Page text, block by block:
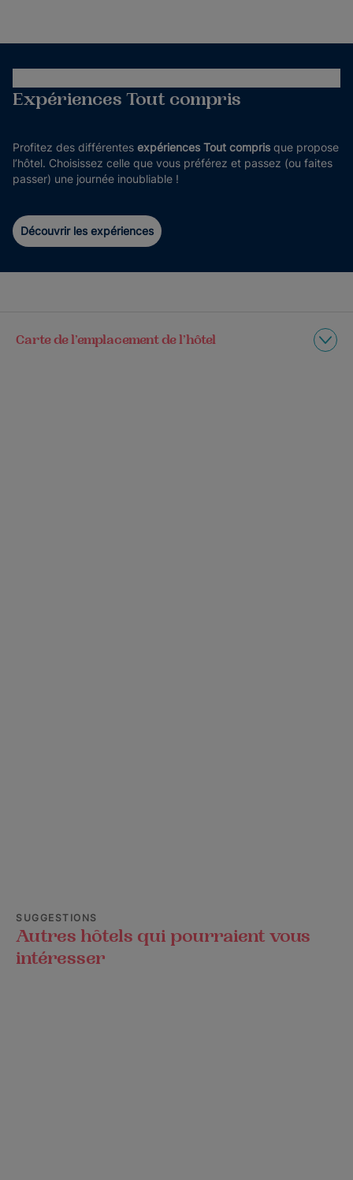
Expériences Tout compris
Profitez des différentes expériences Tout compris que propose
l’hôtel. Choisissez celle que vous préférez et passez (ou faites
passer) une journée inoubliable !
Découvrir les expériences
Carte de l’emplacement de l’hôtel
SUGGESTIONS
Autres hôtels qui pourraient vous
intéresser